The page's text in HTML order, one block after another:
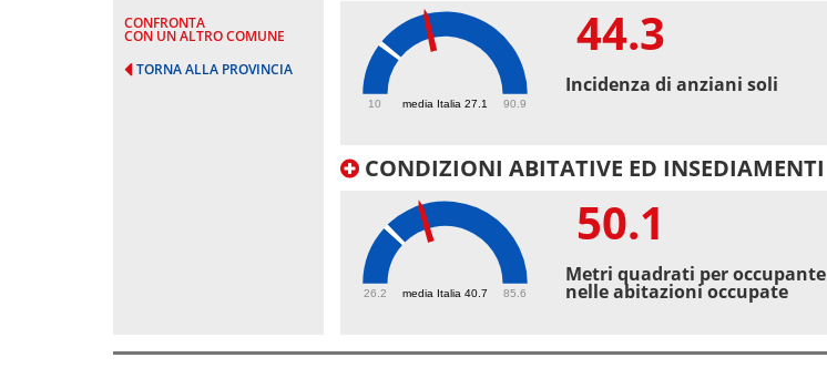
CONFRONTA
CON UN ALTRO COMUNE
TORNA ALLA PROVINCIA
media Italia 27.1
10 90.9
44.3
Incidenza di anziani soli
CONDIZIONI ABITATIVE ED INSEDIAMENTI
media Italia 40.7
26.2 85.6
50.1
Metri quadrati per occupante
nelle abitazioni occupate